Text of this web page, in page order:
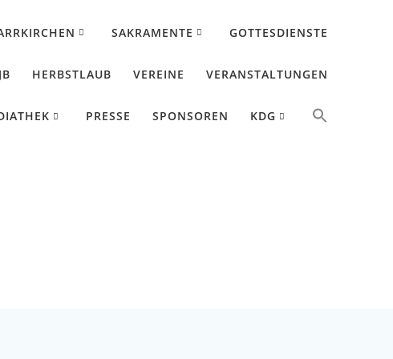
SAKRAMENTE GOTTESDIENSTE
HERBSTLAUB VEREINE VERANSTALTUNGEN
PRESSE SPONSOREN KDG